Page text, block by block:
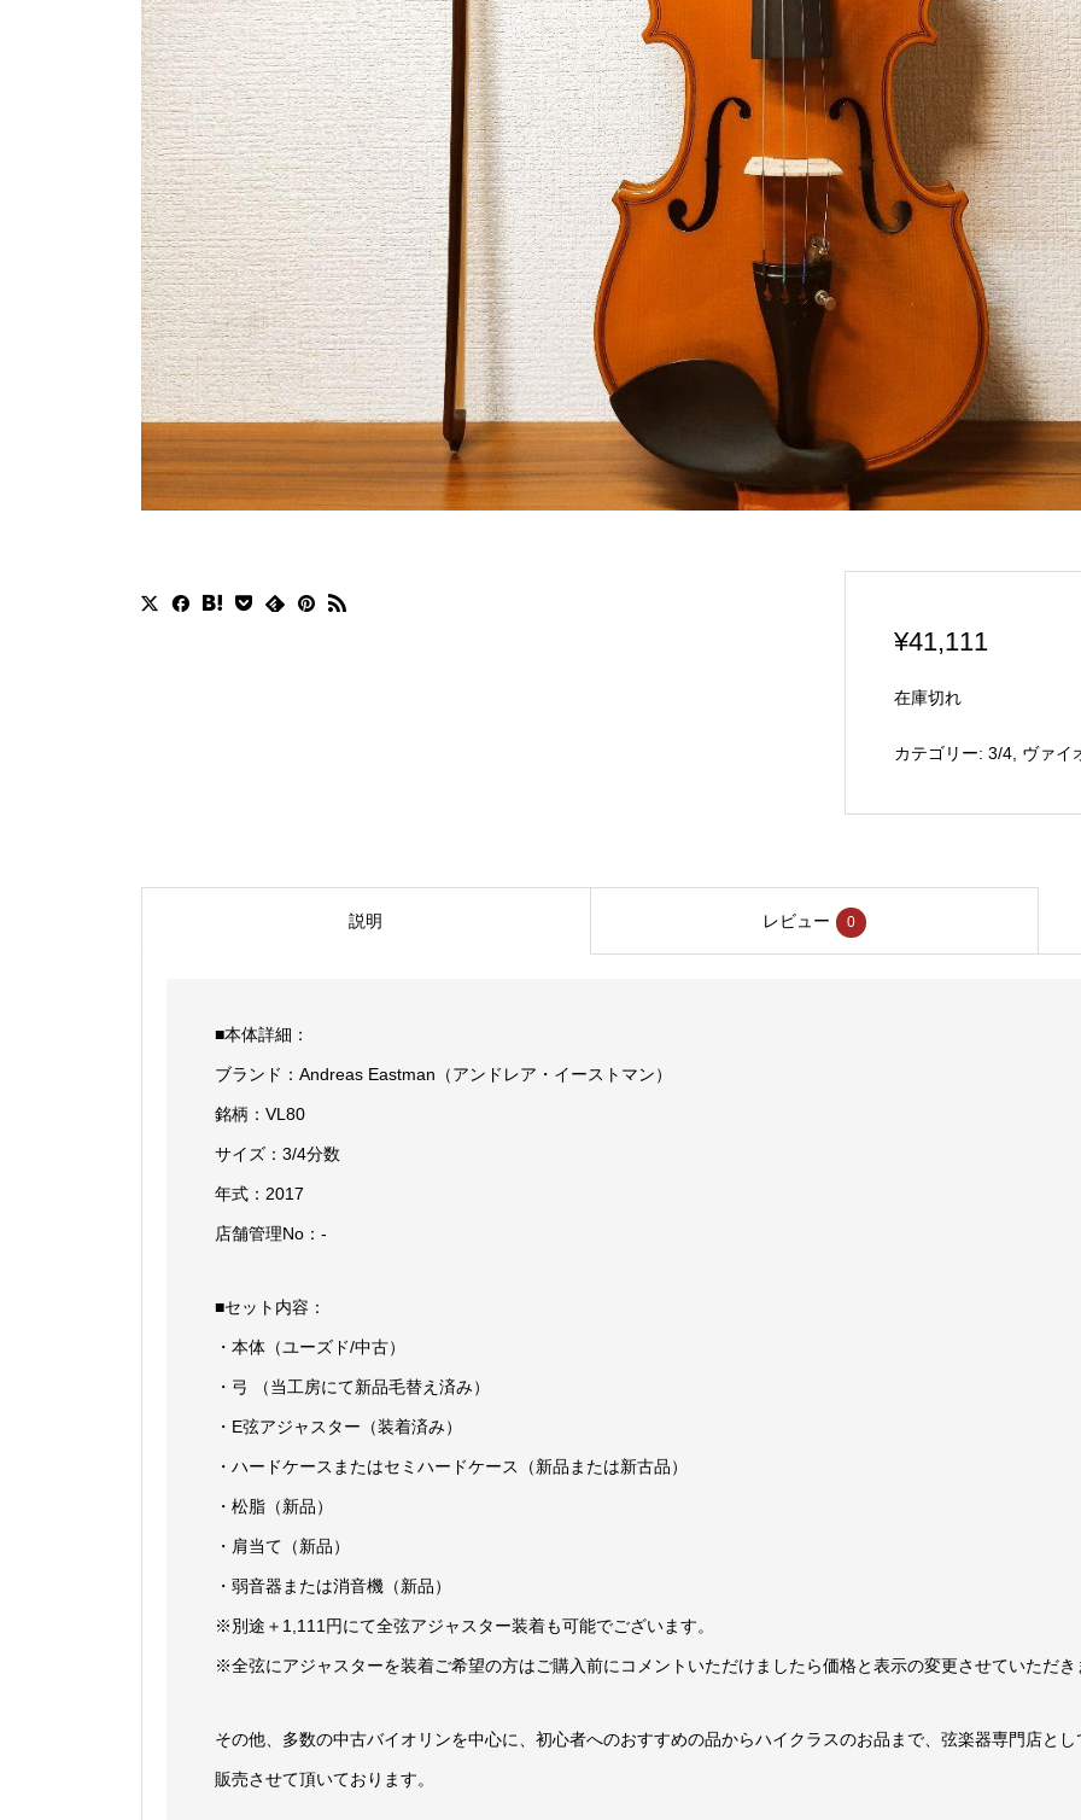
¥41,111
在庫切れ
カテゴリー: 3/4, ヴァイ
説明 レビュー 0
■本体詳細：
ブランド：Andreas Eastman（アンドレア・イーストマン）
銘柄：VL80
サイズ：3/4分数
年式：2017
店舗管理No：-
■セット内容：
・本体（ユーズド/中古）
・弓 （当工房にて新品毛替え済み）
・E弦アジャスター（装着済み）
・ハードケースまたはセミハードケース（新品または新古品）
・松脂（新品）
・肩当て（新品）
・弱音器または消音機（新品）
※別途＋1,111円にて全弦アジャスター装着も可能でございます。
※全弦にアジャスターを装着ご希望の方はご購入前にコメントいただけましたら価格と表示の変更させていただき
その他、多数の中古バイオリンを中心に、初心者へのおすすめの品からハイクラスのお品まで、弦楽器専門店と
販売させて頂いております。